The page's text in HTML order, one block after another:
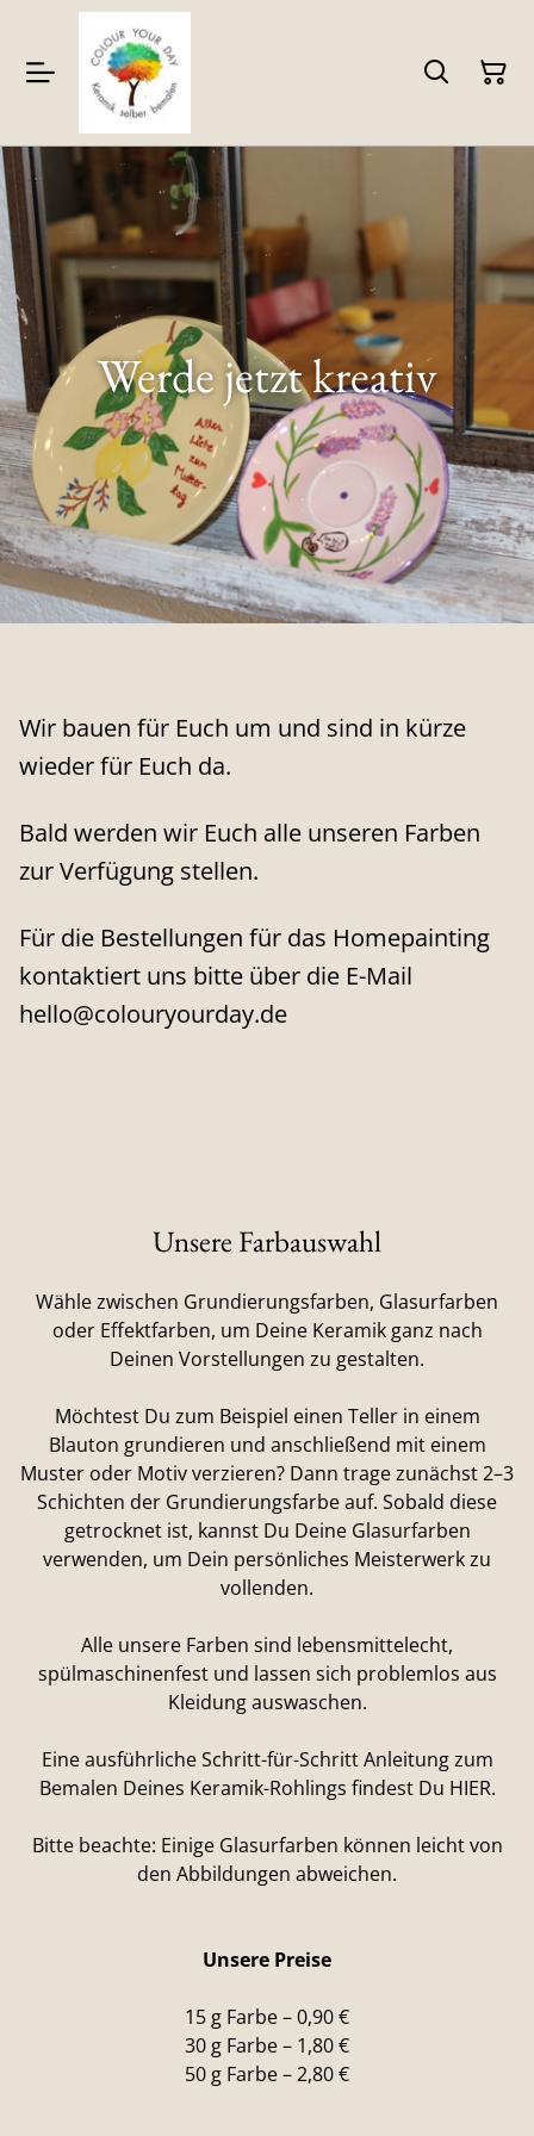
Werde jetzt kreativ
Wir bauen für Euch um und sind in kürze
wieder für Euch da.
Bald werden wir Euch alle unseren Farben
zur Verfügung stellen.
Für die Bestellungen für das Homepainting
kontaktiert uns bitte über die E-Mail
hello@colouryourday.de
Unsere Farbauswahl
Wähle zwischen Grundierungsfarben, Glasurfarben
oder Effektfarben, um Deine Keramik ganz nach
Deinen Vorstellungen zu gestalten.
Möchtest Du zum Beispiel einen Teller in einem
Blauton grundieren und anschließend mit einem
Muster oder Motiv verzieren? Dann trage zunächst 2–3
Schichten der Grundierungsfarbe auf. Sobald diese
getrocknet ist, kannst Du Deine Glasurfarben
verwenden, um Dein persönliches Meisterwerk zu
vollenden.
Alle unsere Farben sind lebensmittelecht,
spülmaschinenfest und lassen sich problemlos aus
Kleidung auswaschen.
Eine ausführliche Schritt-für-Schritt Anleitung zum
Bemalen Deines Keramik-Rohlings findest Du HIER.
Bitte beachte: Einige Glasurfarben können leicht von
den Abbildungen abweichen.
Unsere Preise
15 g Farbe – 0,90 €
30 g Farbe – 1,80 €
50 g Farbe – 2,80 €